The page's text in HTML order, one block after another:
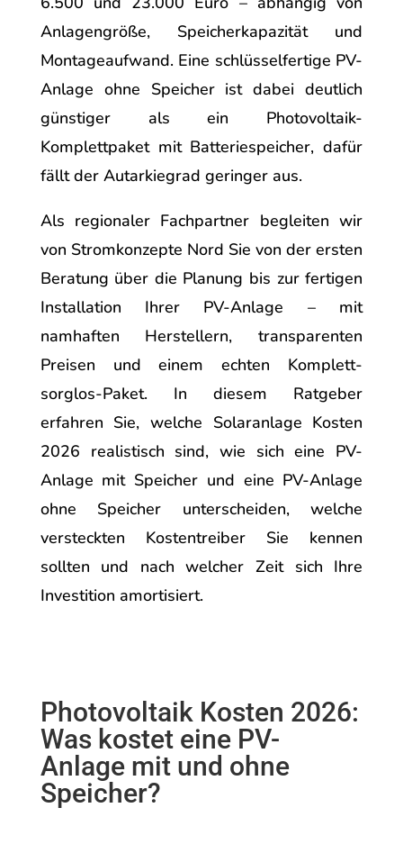
Anlagengröße, Speicherkapazität und
Montageaufwand. Eine schlüsselfertige PV-
Anlage ohne Speicher ist dabei deutlich
günstiger als ein Photovoltaik-
Komplettpaket mit Batteriespeicher, dafür
fällt der Autarkiegrad geringer aus.
Als regionaler Fachpartner begleiten wir
von Stromkonzepte Nord Sie von der ersten
Beratung über die Planung bis zur fertigen
Installation Ihrer PV-Anlage – mit
namhaften Herstellern, transparenten
Preisen und einem echten Komplett-
sorglos-Paket. In diesem Ratgeber
erfahren Sie, welche Solaranlage Kosten
2026 realistisch sind, wie sich eine PV-
Anlage mit Speicher und eine PV-Anlage
ohne Speicher unterscheiden, welche
versteckten Kostentreiber Sie kennen
sollten und nach welcher Zeit sich Ihre
Investition amortisiert.
Photovoltaik Kosten 2026:
Was kostet eine PV-
Anlage mit und ohne
Speicher?